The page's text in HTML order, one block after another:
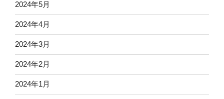
2024年5月
2024年4月
2024年3月
2024年2月
2024年1月